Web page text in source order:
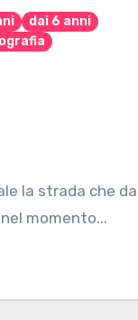
dai 6 anni
la strada che da
momento...